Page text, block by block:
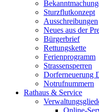
Sturzflutkonzept
Ausschreibungen
Neues aus der
Bürgerbrief
Rettungskette
Ferienprogramm
Strassensperren
Dorferneuerung
Notrufnummern
Rathaus & Service
Online-